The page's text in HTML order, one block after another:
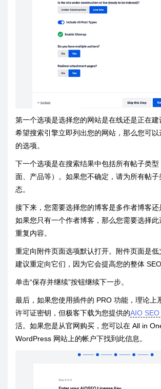
第一个选项是选择您的网站是在线还是正在建
希望搜索引擎立即列出您的网站，那么您可以
的选项。
下一个选项是在搜索结果中包括所有帖子类
面、产品等）。如果您不确定，请为所有帖子
态。
接下来，您需要选择您的博客是多作者博客还
如果您只有一个作者博客，那么您需要选择
重复内容。
重定向附件页面选项默认打开。附件页面是低
建议重定向它们，因为它会提高您的整体 SEO
单击“保存并继续”按钮继续下一步。
最后，如果您使用插件的 PRO 功能，理论上
许可证密钥，但极客下载为您提供的AIO
活。如果您是从官网购买，您可以在 All in
WordPress 网站上的帐户下找到此信息。